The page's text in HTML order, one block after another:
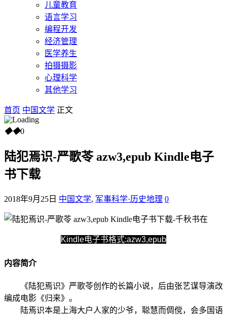
儿童教育
语言学习
编程开发
经济管理
医学养生
拍摄摄影
心理科学
其他学习
首页 中国文学 正文
◆◆0
陆犯焉识-严歌苓 azw3,epub Kindle电子
书下载
2018年9月25日 中国文学, 军事科学·历史地理 0
Kindle电子书格式:azw3,epub
内容简介
《陆犯焉识》严歌苓创作的长篇小说，后由张艺谋导演改
编成电影《归来》。
陆焉识本是上海大户人家的少爷，聪慧而倜傥，会多国语